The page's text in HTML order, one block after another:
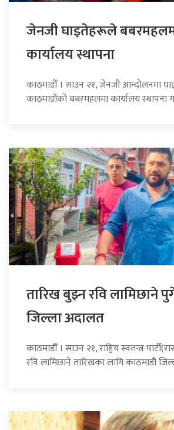
जेनजी घाइतेहरूले
कार्यालय स्थापना
काठमाडौँ । साउन २१, जेनजी आन्दोलनमा
काठमाडौंको बबरमहलमा कार्यालय स्थापना
तारिख बुझ्न रवि लामिछाने
जिल्ला अदालत
काठमाडौँ । साउन २१, राष्ट्रिय स्वतन्त्र
रवि लामिछाने तारिखका लागि काठमाडौं